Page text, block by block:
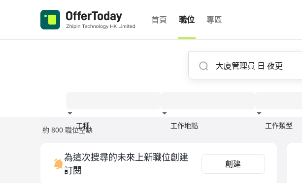
首頁 職位 專區
工種 工作地點 工作類型
約 800 職位空缺
為這次搜尋的未來上新職位創建
訂閱
創建